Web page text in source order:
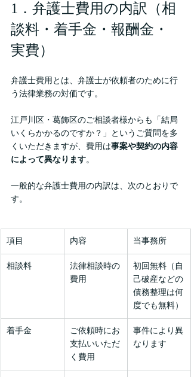
1．弁護士費用の内訳（相
談料・着手金・報酬金・
実費）
弁護士費用とは、弁護士が依頼者のために行
う法律業務の対価です。
江戸川区・葛飾区のご相談者様からも「結局
いくらかかるのですか？」というご質問を多
くいただきますが、費用は事案や契約の内容
によって異なります。
一般的な弁護士費用の内訳は、次のとおりで
す。
項目 内容 当事務所
相談料
法律相談時の
費用
初回無料（自
己破産などの
債務整理は何
度でも無料）
着手金
ご依頼時にお
支払いいただ
く費用
事件により異
なります